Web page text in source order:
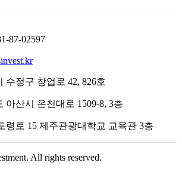
87-02597
수정구 창업로 42, 826호
아산시 온천대로 1509-8, 3층
령로 15 제주관광대학교 교육관 3층
All rights reserved.